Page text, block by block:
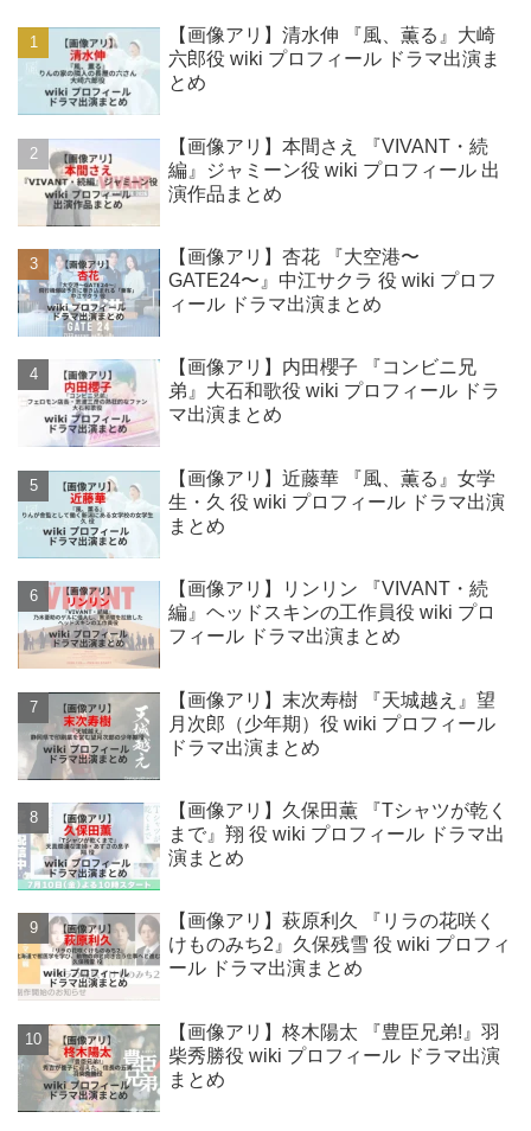
【画像アリ】清水伸 『風、薫る』大崎
六郎役 wiki プロフィール ドラマ出演ま
とめ
【画像アリ】本間さえ 『VIVANT・続
編』ジャミーン役 wiki プロフィール 出
演作品まとめ
【画像アリ】杏花 『大空港〜
GATE24〜』中江サクラ 役 wiki プロフ
ィール ドラマ出演まとめ
【画像アリ】内田櫻子 『コンビニ兄
弟』大石和歌役 wiki プロフィール ドラ
マ出演まとめ
【画像アリ】近藤華 『風、薫る』女学
生・久 役 wiki プロフィール ドラマ出演
まとめ
【画像アリ】リンリン 『VIVANT・続
編』ヘッドスキンの工作員役 wiki プロ
フィール ドラマ出演まとめ
【画像アリ】末次寿樹 『天城越え』望
月次郎（少年期）役 wiki プロフィール
ドラマ出演まとめ
【画像アリ】久保田薫 『Tシャツが乾く
まで』翔 役 wiki プロフィール ドラマ出
演まとめ
【画像アリ】萩原利久 『リラの花咲く
けものみち2』久保残雪 役 wiki プロフィ
ール ドラマ出演まとめ
【画像アリ】柊木陽太 『豊臣兄弟!』羽
柴秀勝役 wiki プロフィール ドラマ出演
まとめ